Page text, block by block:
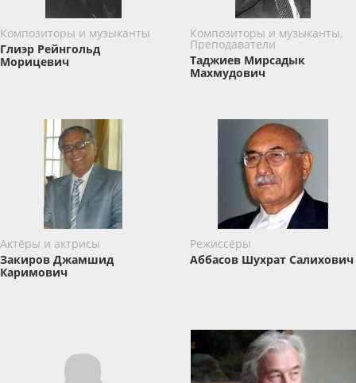
Композиторы и музыканты
Глиэр Рейнгольд
Морицевич
Композиторы и музыканты,
Преподаватели
Таджиев Мирсадык
Махмудович
Актёры и актрисы
Закиров Джамшид
Каримович
Режиссёры
Аббасов Шухрат Салихович